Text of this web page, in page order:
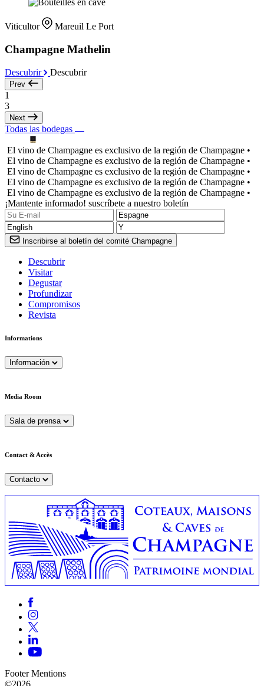
Viticultor Mareuil Le Port
Champagne Mathelin
Descubrir Descubrir
Prev
1
3
Next
Todas las bodegas
El vino de Champagne es exclusivo de la región de Champagne •
El vino de Champagne es exclusivo de la región de Champagne •
El vino de Champagne es exclusivo de la región de Champagne •
El vino de Champagne es exclusivo de la región de Champagne •
El vino de Champagne es exclusivo de la región de Champagne •
¡Mantente informado! suscríbete a nuestro boletín
Inscribirse al boletín del comité Champagne
Descubrir
Visitar
Degustar
Profundizar
Compromisos
Revista
Informations
Información
Media Room
Sala de prensa
Contact & Accès
Contacto
Footer Mentions
©2026